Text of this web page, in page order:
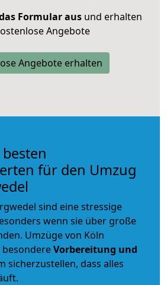
Formular ausund erhalten
Angebote
Angebote erhalten
für den Umzug
sind eine stressige
wenn sie über große
Umzüge von Köln
Vorbereitung und
sicherzustellen, dass alles